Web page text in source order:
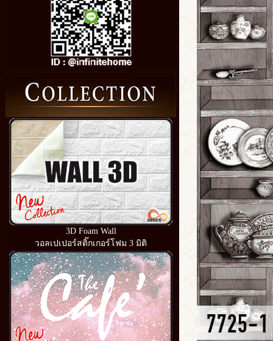
3D Foam Wall
วอลเปเปอร์สติ๊กเกอร์โฟม 3 มิติ